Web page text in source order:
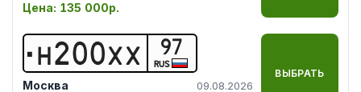
Цена: 135 000р.
Н200ХХ 97
RUS
Москва 09.08.2026
ВЫБРАТЬ